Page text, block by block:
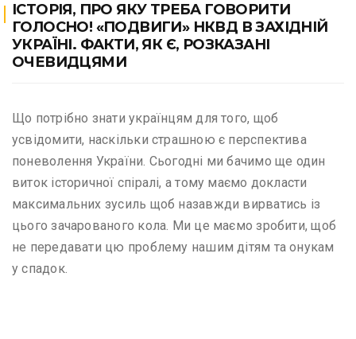
ІСТОРІЯ, ПРО ЯКУ ТРЕБА ГОВОРИТИ
ГОЛОСНО! «ПОДВИГИ» НКВД В ЗАХІДНІЙ
УКРАЇНІ. ФАКТИ, ЯК Є, РОЗКАЗАНІ
ОЧЕВИДЦЯМИ
Що потрібно знати українцям для того, щоб
усвідомити, наскільки страшною є перспектива
поневолення України. Сьогодні ми бачимо ще один
виток історичної спіралі, а тому маємо докласти
максимальних зусиль щоб назавжди вирватись із
цього зачарованого кола. Ми це маємо зробити, щоб
не передавати цю проблему нашим дітям та онукам
у спадок.